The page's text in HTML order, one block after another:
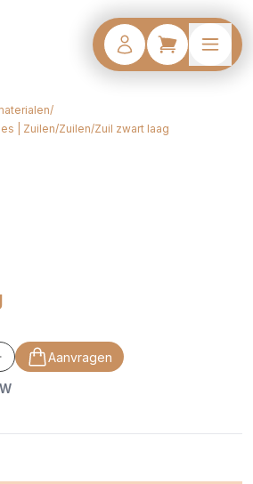
/
| Zuilen/Zuilen/Zuil zwart laag
Aanvragen